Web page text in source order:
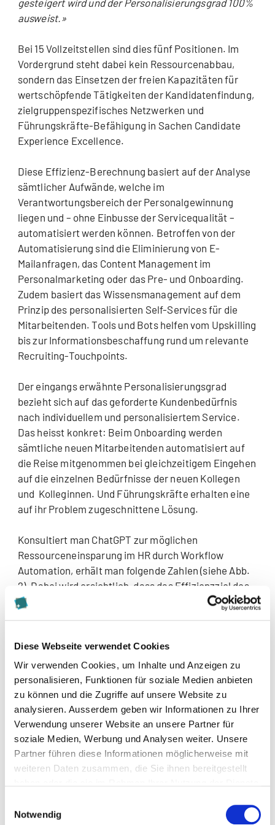
Diese Webseite verwendet Cookies
Wir verwenden Cookies, um Inhalte und Anzeigen zu
personalisieren, Funktionen für soziale Medien anbieten
zu können und die Zugriffe auf unsere Website zu
analysieren. Ausserdem geben wir Informationen zu Ihrer
Verwendung unserer Website an unsere Partner für
soziale Medien, Werbung und Analysen weiter. Unsere
Partner führen diese Informationen möglicherweise mit
weiteren Daten zusammen, die Sie ihnen bereitgestellt
Notwendig
gesteigert wird und der Personalisierungsgrad 100%
ausweist.»
Bei 15 Vollzeitstellen sind dies fünf Positionen. Im
Vordergrund steht dabei kein Ressourcenabbau,
sondern das Einsetzen der freien Kapazitäten für
wertschöpfende Tätigkeiten der Kandidatenfindung,
zielgruppenspezifisches Netzwerken und
Führungskräfte-Befähigung in Sachen Candidate
Experience Excellence.
Diese Effizienz-Berechnung basiert auf der Analyse
sämtlicher Aufwände, welche im
Verantwortungsbereich der Personalgewinnung
liegen und – ohne Einbusse der Servicequalität –
automatisiert werden können. Betroffen von der
Automatisierung sind die Eliminierung von E-
Mailanfragen, das Content Management im
Personalmarketing oder das Pre- und Onboarding.
Zudem basiert das Wissensmanagement auf dem
Prinzip des personalisierten Self-Services für die
Mitarbeitenden. Tools und Bots helfen vom Upskilling
bis zur Informationsbeschaffung rund um relevante
Recruiting-Touchpoints.
Der eingangs erwähnte Personalisierungsgrad
bezieht sich auf das geforderte Kundenbedürfnis
nach individuellem und personalisiertem Service.
Das heisst konkret: Beim Onboarding werden
sämtliche neuen Mitarbeitenden automatisiert auf
die Reise mitgenommen bei gleichzeitigem Eingehen
auf die einzelnen Bedürfnisse der neuen Kollegen
und Kolleginnen. Und Führungskräfte erhalten eine
auf ihr Problem zugeschnittene Lösung.
Konsultiert man ChatGPT zur möglichen
Ressourceneinsparung im HR durch Workflow
Automation, erhält man folgende Zahlen (siehe Abb.
2). Dabei wird ersichtlich, dass das Effizienzziel des
oben beschriebenen Praxisbeispiels im Mittelfeld
Abb. 2: Antwort von ChatGPT auf die Frage: «Wie viele
Ressourcen in Prozent können im HR dank Einsatz von
Workflow Automation eingespart werden?» (Quelle: ChatGPT,
Pikantes Detail: Die zitierten Studien stammen aus
den Jahren 2017 bis 2020. ChatGPT hat «nur» Zugriff